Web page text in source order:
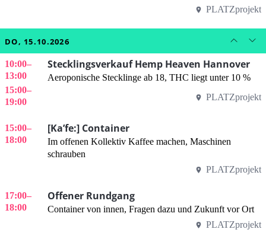
PLATZprojekt
DO, 15.10.2026
10:00–
13:00
15:00–
19:00
Stecklingsverkauf Hemp Heaven Hannover
Aeroponische Stecklinge ab 18, THC liegt unter 10 %
PLATZprojekt
15:00–
18:00
[Ka’fe:] Container
Im offenen Kollektiv Kaffee machen, Maschinen
schrauben
PLATZprojekt
17:00–
18:00
Offener Rundgang
Container von innen, Fragen dazu und Zukunft vor Ort
PLATZprojekt